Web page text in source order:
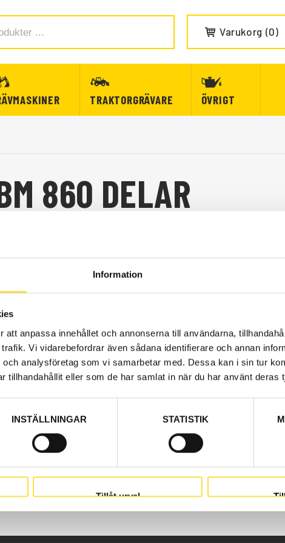
Information
att anpassa innehållet och annonserna till användarna,
Vi vidarebefordrar även sådana identifierare och annan
analysföretag som vi samarbetar med. Dessa kan i sin tur
tillhandahållit eller som de har samlat in när du har använt deras
INSTÄLLNINGAR STATISTIK
Tillåt urval
Varukorg 0
TRAKTORGRÄVARE ÖVRIGT
860 DELAR
860
Trading. Våra delar till dumper BM 860 finns som nya eller
alla Volvo Entreprenadmaskiner och dessa delar som , till